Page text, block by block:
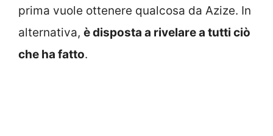
prima vuole ottenere qualcosa da Azize. In
alternativa, è disposta a rivelare a tutti ciò
che ha fatto.